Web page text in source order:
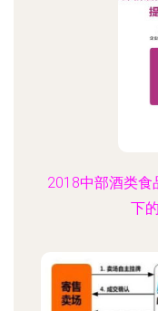
2018中部酒类食
下